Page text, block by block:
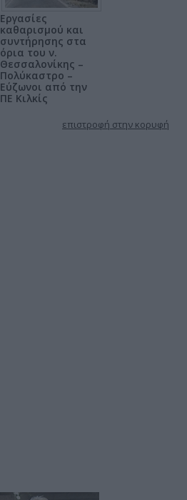
Εργασίες
καθαρισμού και
συντήρησης στα
όρια του ν.
Θεσσαλονίκης –
Πολύκαστρο –
Εύζωνοι από την
ΠΕ Κιλκίς
επιστροφή στην κορυφή